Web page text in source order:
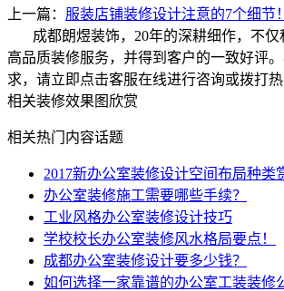
上一篇： 服装店铺装修设计注意的7个细节！
成都朗煜装饰，20年的深耕细作，不仅
高品质装修服务，并得到客户的一致好评
求，请立即点击客服在线进行咨询或拨打热
相关装修效果图欣赏
相关热门内容话题
2017新办公室装修设计空间布局种类
办公室装修施工需要哪些手续？
工业风格办公室装修设计技巧
学校校长办公室装修风水格局要点！
成都办公室装修设计要多少钱？
如何选择一家靠谱的办公室工装装修